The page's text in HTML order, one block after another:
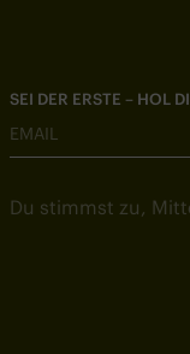
SEI DER ERSTE – HOL
EMAIL
Du stimmst zu,